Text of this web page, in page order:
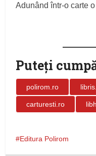
Adunând într-o carte
Puteţi
polirom.ro
carturesti.ro
Editura Polirom